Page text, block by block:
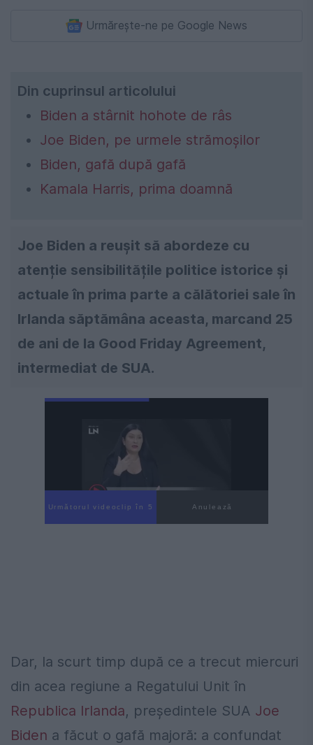
Urmărește-ne pe Google News
Din cuprinsul articolului
Biden a stârnit hohote de râs
Joe Biden, pe urmele strămoșilor
Biden, gafă după gafă
Kamala Harris, prima doamnă
Joe Biden a reușit să abordeze cu
atenție sensibilitățile politice istorice și
actuale în prima parte a călătoriei sale în
Irlanda săptămâna aceasta, marcand 25
de ani de la Good Friday Agreement,
intermediat de SUA.
Următorul videoclip în 3 Anulează
Dar, la scurt timp după ce a trecut miercuri
din acea regiune a Regatului Unit în
Republica Irlanda, președintele SUA Joe
Biden a făcut o gafă majoră: a confundat